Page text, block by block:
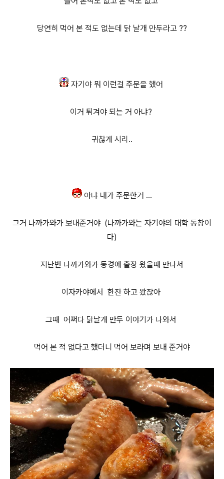
당연히 먹어 본 적도 없는데 닭 날개 만두라고 ??
자기야 뭐 이런걸 주문을 했어
이거 튀겨야 되는 거 아냐?
귀찮게 시리..
아냐 내가 주문한거 ...
그거 나까가와가 보내준거야 (나까가와는 자기야의 대학 동창이
다)
지난번 나까가와가 동경에 출장 왔을때 만나서
이자카야에서 한잔 하고 왔잖아
그때 어쩌다 닭날개 만두 이야기가 나와서
먹어 본 적 없다고 했더니 먹어 보라며 보내 준거야